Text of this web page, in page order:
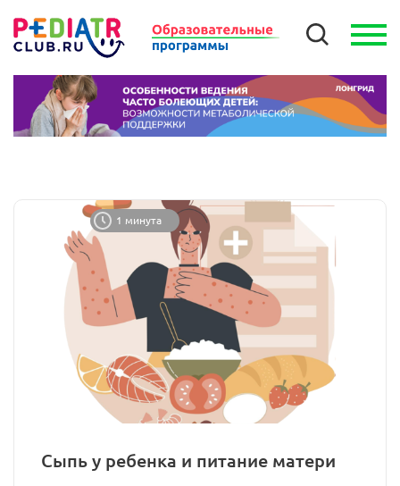
1 минута
Сыпь у ребенка и питание матери